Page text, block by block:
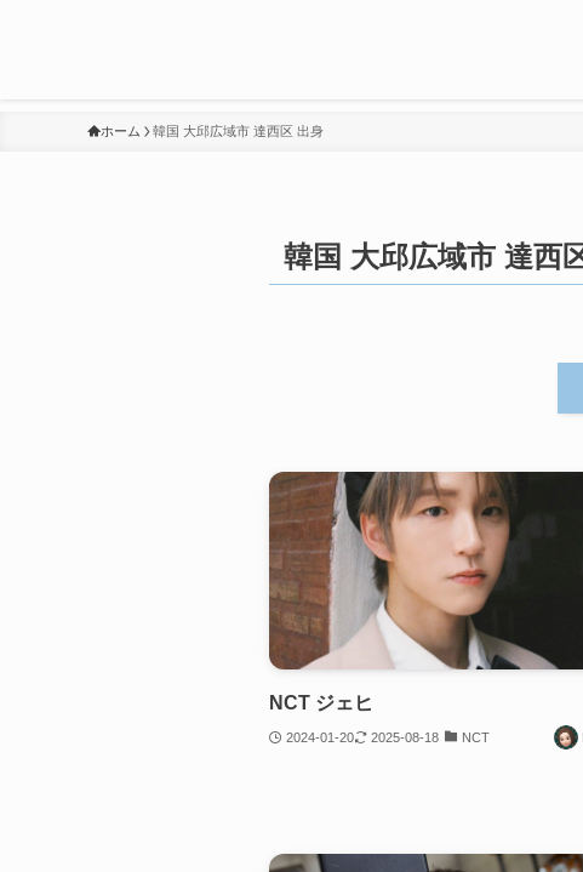
ホーム 韓国 大邱広域市 達西区 出身
韓国 大邱広域市 達西
NCT ジェヒ
2024-01-20 2025-08-18 NCT